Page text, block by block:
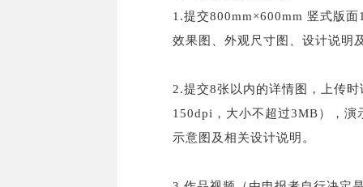
1.提交800mm×600mm 竖式版
效果图、外观尺寸图、设计说明
2.提交8张以内的详情图，上传
150dpi，大小不超过3MB），演
示意图及相关设计说明。